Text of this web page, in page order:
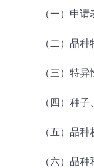
（一）申请
（二）品
（三）特
（四）种
（五）品
（六）品